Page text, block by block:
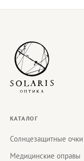
КАТАЛОГ
Солнцезащитные очки
Медицинские оправы